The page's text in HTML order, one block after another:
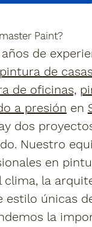
Paint?
de
pintura de
de oficinas,
a presión en
dos
Nuestro
en
clima, la
estilo únicas
la